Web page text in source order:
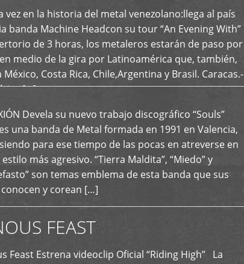
vez en la historia del metal venezolano:llega al país
banda Machine Headcon su tour “An Evening With”
de 3 horas, los metaleros estarán de paso por
medio de la gira por Latinoamérica que, también,
México, Costa Rica, Chile,Argentina y Brasil. Caracas.-
[…]
Devela su nuevo trabajo discográfico “Souls”
una banda de Metal formada en 1991 en Valencia,
para ese tiempo de las pocas en atreverse en
más agresivo. “Tierra Maldita”, “Miedo” y
son temas emblema de esta banda que sus
y corean […]
FEAST
Feast Estrena videoclip Oficial “Riding High” La